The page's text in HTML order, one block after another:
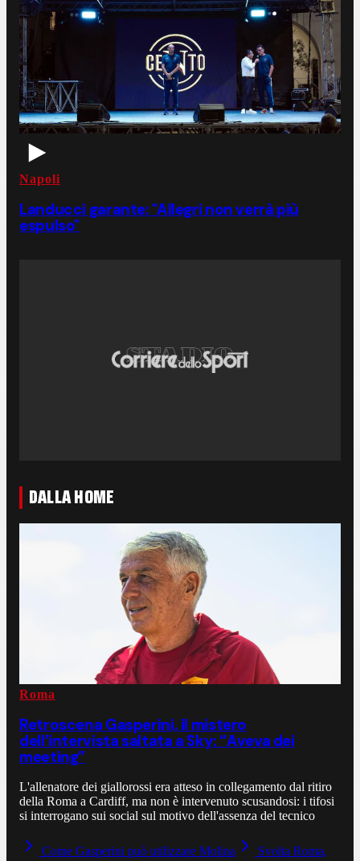
Napoli
Landucci garante: "Allegri non verrà più
espulso"
DALLA HOME
Roma
Retroscena Gasperini, il mistero
dell’intervista saltata a Sky: “Aveva dei
meeting”
L'allenatore dei giallorossi era atteso in collegamento dal ritiro
della Roma a Cardiff, ma non è intervenuto scusandosi: i tifosi
si interrogano sui social sul motivo dell'assenza del tecnico
Come Gasperini può utilizzare Molina
Svolta Roma,